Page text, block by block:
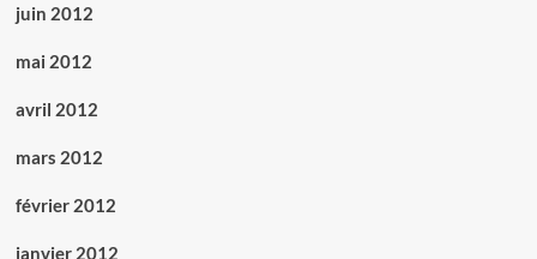
juin 2012
mai 2012
avril 2012
mars 2012
février 2012
janvier 2012